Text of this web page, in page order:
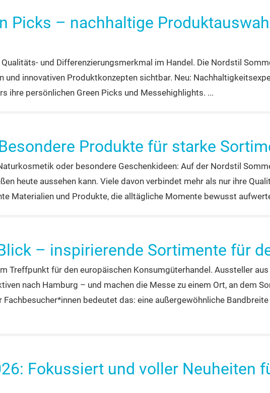
Picks – nachhaltige
und Differenzierungsmerkmal im Handel. Die Nordstil
und innovativen Produktkonzepten sichtbar. Neu:
ihre persönlichen Green Picks und Messehighlights.
Produkte für starke
oder besondere Geschenkideen: Auf der Nordstil
heute aussehen kann. Viele davon verbindet mehr als nur ihre
Materialien und Produkte, die alltägliche Momente bewusst
– inspirierende Sortimente für
Treffpunkt für den europäischen Konsumgüterhandel. Aussteller
nach Hamburg – und machen die Messe zu einem Ort, an dem
Fachbesucher*innen bedeutet das: eine außergewöhnliche
Fokussiert und voller Neuheiten